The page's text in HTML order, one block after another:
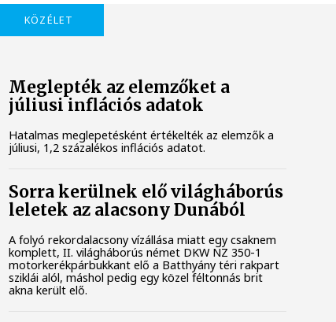
KÖZÉLET
Meglepték az elemzőket a
júliusi inflációs adatok
Hatalmas meglepetésként értékelték az elemzők a
júliusi, 1,2 százalékos inflációs adatot.
Sorra kerülnek elő világháborús
leletek az alacsony Dunából
A folyó rekordalacsony vízállása miatt egy csaknem
komplett, II. világháborús német DKW NZ 350-1
motorkerékpárbukkant elő a Batthyány téri rakpart
sziklái alól, máshol pedig egy közel féltonnás brit
akna került elő.